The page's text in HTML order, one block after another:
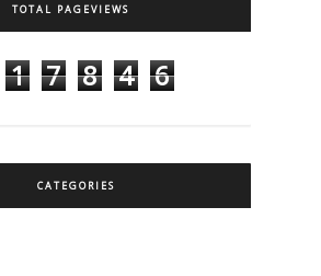
TOTAL PAGEVIEWS
1 7 8 4 6
CATEGORIES